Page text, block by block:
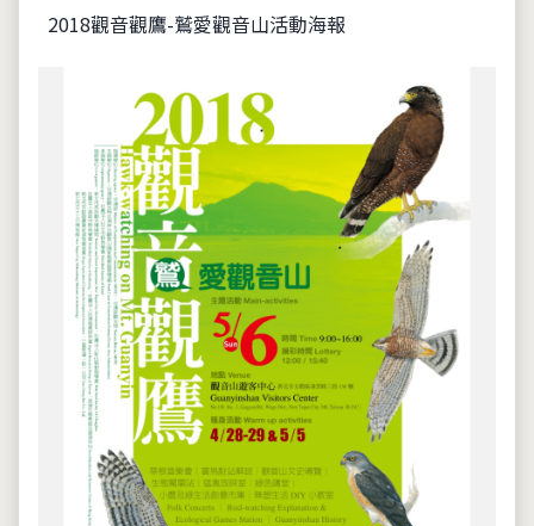
2018觀音觀鷹-鷲愛觀音山活動海報